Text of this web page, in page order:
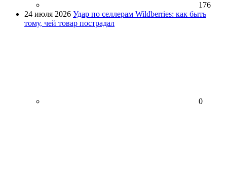
176
24 июля 2026 Удар по селлерам Wildberries: как быть
тому, чей товар пострадал
0